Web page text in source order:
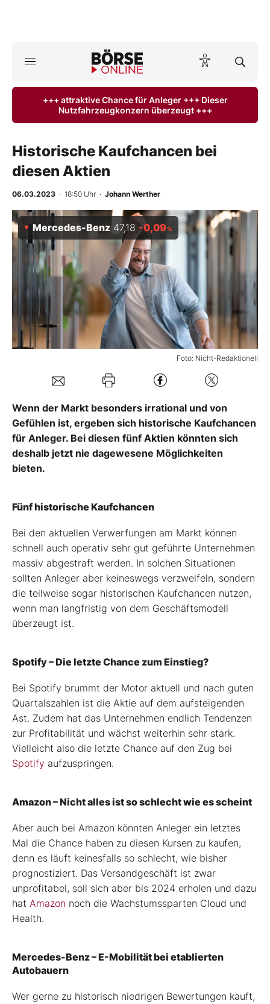
ktuelle Ausgabe BÖRSE ONLINE lesen
Anlageprodukte
Finanz-Check
BO-Musterdepots
Experten
Mein B:O
Mein Konto
Folgen Sie uns
Kontakt
+++ attraktive Chance für Anleger +++ Dieser
Nutzfahrzeugkonzern überzeugt +++
Historische Kaufchancen bei
diesen Aktien
06.03.2023 · 18:50 Uhr · Johann Werther
Foto: Nicht-Redaktionell
Mercedes-Benz 47,18 -0,09%
Wenn der Markt besonders irrational und von
Gefühlen ist, ergeben sich historische Kaufchancen
für Anleger. Bei diesen fünf Aktien könnten sich
deshalb jetzt nie dagewesene Möglichkeiten
bieten.
Fünf historische Kaufchancen
Bei den aktuellen Verwerfungen am Markt können
schnell auch operativ sehr gut geführte Unternehmen
massiv abgestraft werden. In solchen Situationen
sollten Anleger aber keineswegs verzweifeln, sondern
die teilweise sogar historischen Kaufchancen nutzen,
wenn man langfristig von dem Geschäftsmodell
überzeugt ist.
Spotify – Die letzte Chance zum Einstieg?
Bei Spotify brummt der Motor aktuell und nach guten
Quartalszahlen ist die Aktie auf dem aufsteigenden
Ast. Zudem hat das Unternehmen endlich Tendenzen
zur Profitabilität und wächst weiterhin sehr stark.
Vielleicht also die letzte Chance auf den Zug bei
Spotify aufzuspringen.
Amazon – Nicht alles ist so schlecht wie es scheint
Aber auch bei Amazon könnten Anleger ein letztes
Mal die Chance haben zu diesen Kursen zu kaufen,
denn es läuft keinesfalls so schlecht, wie bisher
prognostiziert. Das Versandgeschäft ist zwar
unprofitabel, soll sich aber bis 2024 erholen und dazu
hat Amazon noch die Wachstumssparten Cloud und
Health.
Mercedes-Benz – E-Mobilität bei etablierten
Autobauern
Wer gerne zu historisch niedrigen Bewertungen kauft,